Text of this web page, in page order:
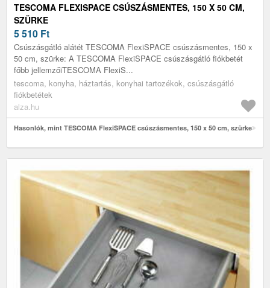
TESCOMA FLEXISPACE CSÚSZÁSMENTES, 150 X 50 CM,
SZÜRKE
5 510 Ft
Csúszásgátló alátét TESCOMA FlexiSPACE csúszásmentes, 150 x
50 cm, szürke: A TESCOMA FlexiSPACE csúszásgátló fiókbetét
főbb jellemzőiTESCOMA FlexiS...
tescoma, konyha, háztartás, konyhai tartozékok, csúszásgátló
fiókbetétek
alza.hu
Hasonlók, mint TESCOMA FlexiSPACE csúszásmentes, 150 x 50 cm, szürke